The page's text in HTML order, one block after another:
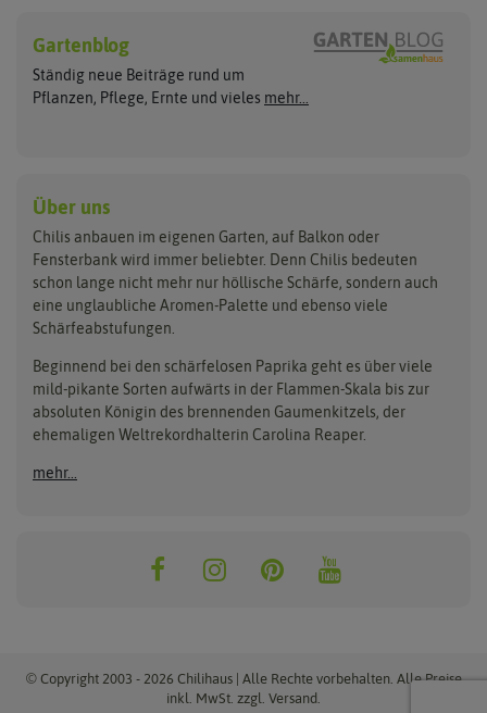
Wilde Sorten
Asiatische Sorten
Jalapenosamen
Habanerosamen
Asien Chilipflanzen
Habaneropflanzen
Jalapenopflanzen
Anzucht, Kultivierung
& Ernte
Pikieren
Auspflanzen
Überwintern
Arche Noah
ASB Greenworld
Buzzy Seeds
Carl Pabst
COMPO
Culinaris - Saatgut für
De Bolster Bio-Samen
Gusta Garden
Jiffy
Ladbrooke Soil Blockers
Lehmann Natur
Quedlinburger Saatgut
Saflax
Samen Maier
Thompson & Morgan
Gartenblog
Ständig neue Beiträge rund um
Pflanzen, Pflege, Ernte und vieles mehr...
Über uns
Chilis anbauen im eigenen Garten, auf Balkon oder
Fensterbank wird immer beliebter. Denn Chilis bedeuten
schon lange nicht mehr nur höllische Schärfe, sondern auch
eine unglaubliche Aromen-Palette und ebenso viele
Schärfeabstufungen.
Beginnend bei den schärfelosen Paprika geht es über viele
mild-pikante Sorten aufwärts in der Flammen-Skala bis zur
absoluten Königin des brennenden Gaumenkitzels, der
ehemaligen Weltrekordhalterin Carolina Reaper.
mehr...
© Copyright 2003 - 2026 Chilihaus | Alle Rechte vorbehalten. Alle Preise
inkl. MwSt. zzgl. Versand.